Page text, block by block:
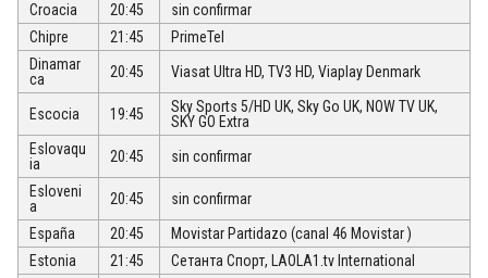
Croacia
20:45
sin confirmar
Chipre
21:45
PrimeTel
Dinamar
ca
20:45 Viasat Ultra HD, TV3 HD, Viaplay Denmark
Escocia 19:45
Sky Sports 5/HD UK, Sky Go UK, NOW TV UK,
SKY GO Extra
Eslovaqu
ia
20:45
sin confirmar
Esloveni
a
20:45
sin confirmar
España
20:45
Movistar Partidazo (canal 46 Movistar )
Estonia
21:45
Сетанта Спорт, LAOLA1.tv International